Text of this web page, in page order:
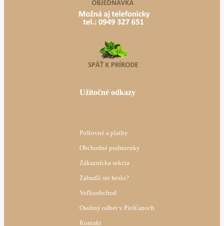
Užitočné odkazy
Poštovné a platby
Obchodné podmienky
Zákaznícka sekcia
Zabudli ste heslo?
Veľkoobchod
Osobný odber v Piešťanoch
Kontakt